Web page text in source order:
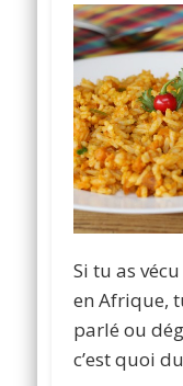
Si tu as
en Afrique,
parlé ou
c’est quoi